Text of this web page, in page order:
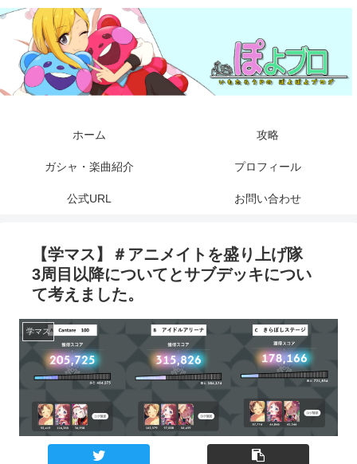
ホーム 攻略
ガシャ・楽曲紹介 プロフィール
公式URL お問い合わせ
【学マス】＃アニメイトを盛り上げ隊
3周目以降についてとサブデッキについ
て考えました。
学マス